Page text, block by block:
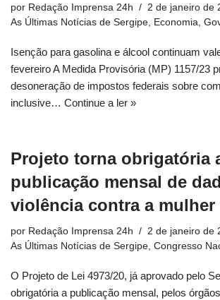
por Redação Imprensa 24h
2 de janeiro de
As Últimas Notícias de Sergipe, Economia,
Isenção para gasolina e álcool continuam
fevereiro A Medida Provisória (MP) 1157/23
desoneração de impostos federais sobre
inclusive… Continue a ler »
Projeto torna obrigatória
publicação mensal de
violência contra a mulher
por Redação Imprensa 24h
2 de janeiro de
As Últimas Notícias de Sergipe, Congresso
O Projeto de Lei 4973/20, já aprovado pelo
obrigatória a publicação mensal, pelos